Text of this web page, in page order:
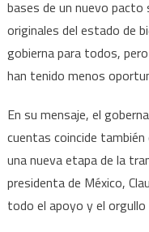
bases de un nuevo
originales del estado de
gobierna para todos,
han tenido menos
En su mensaje, el
cuentas coincide también
una nueva etapa de la
presidenta de México,
todo el apoyo y el